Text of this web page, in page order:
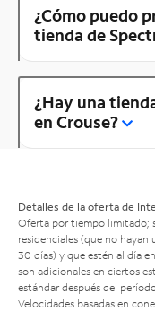
¿Cómo puedo
tienda de
¿Hay una
en Crouse?
Detalles de la oferta de
Oferta por tiempo limitado;
residenciales (que no
30 días) y que estén al día
son adicionales en ciertos
estándar después del
Velocidades basadas en